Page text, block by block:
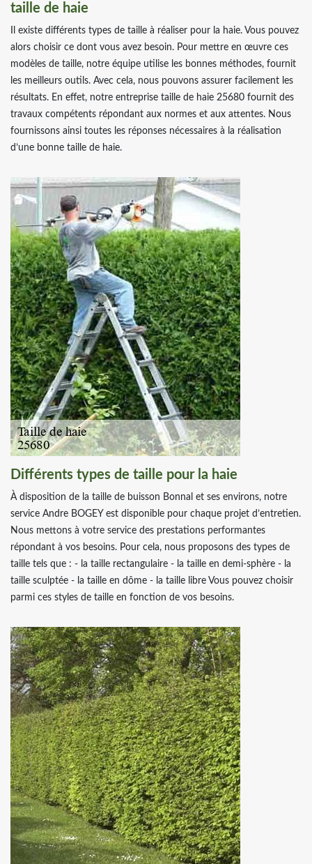
taille de haie
Il existe différents types de taille à réaliser pour la haie. Vous pouvez
alors choisir ce dont vous avez besoin. Pour mettre en œuvre ces
modèles de taille, notre équipe utilise les bonnes méthodes, fournit
les meilleurs outils. Avec cela, nous pouvons assurer facilement les
résultats. En effet, notre entreprise taille de haie 25680 fournit des
travaux compétents répondant aux normes et aux attentes. Nous
fournissons ainsi toutes les réponses nécessaires à la réalisation
d’une bonne taille de haie.
Différents types de taille pour la haie
À disposition de la taille de buisson Bonnal et ses environs, notre
service Andre BOGEY est disponible pour chaque projet d’entretien.
Nous mettons à votre service des prestations performantes
répondant à vos besoins. Pour cela, nous proposons des types de
taille tels que : - la taille rectangulaire - la taille en demi-sphère - la
taille sculptée - la taille en dôme - la taille libre Vous pouvez choisir
parmi ces styles de taille en fonction de vos besoins.